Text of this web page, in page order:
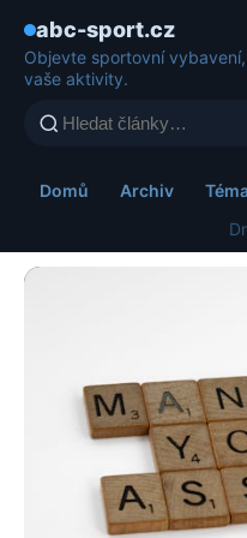
abc-sport.cz
Objevte sportovní
vaše aktivity.
Domů Archiv